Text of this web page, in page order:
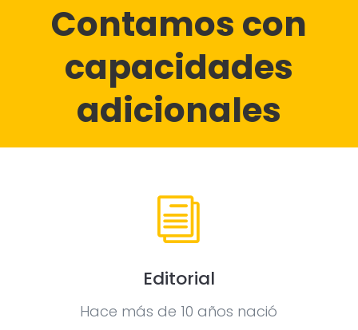
Contamos con
capacidades
adicionales
i
Editorial
Hace más de 10 años nació